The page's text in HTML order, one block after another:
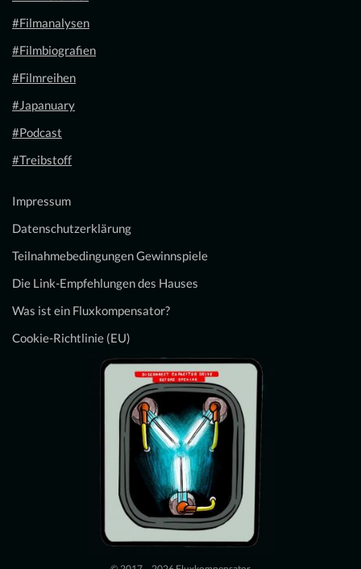
#Filmanalysen
#Filmbiografien
#Filmreihen
#Japanuary
#Podcast
#Treibstoff
Impressum
Datenschutzerklärung
Teilnahmebedingungen Gewinnspiele
Die Link-Empfehlungen des Hauses
Was ist ein Fluxkompensator?
Cookie-Richtlinie (EU)